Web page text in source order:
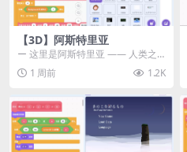
【3D】阿斯特里亚
ー 这里是阿斯特里亚 —— 人类之
罪与未来希望交汇之地 📖 游戏简
介 《阿斯特里...
1 周前 1.2K